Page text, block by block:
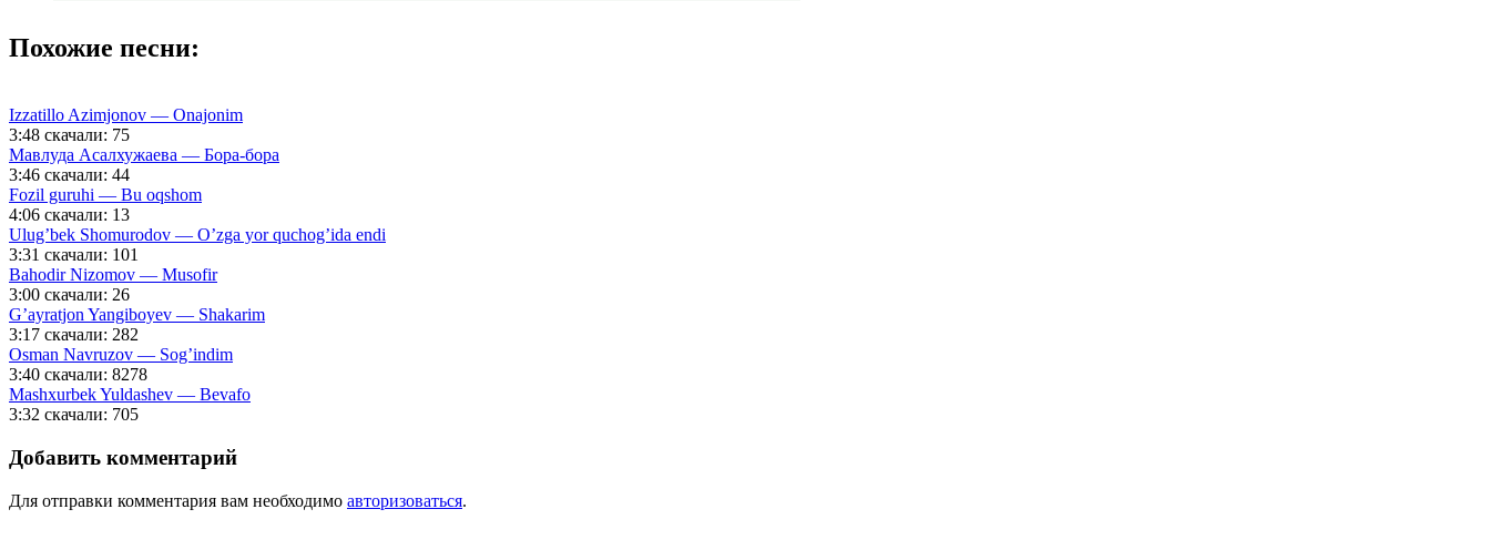
Похожие песни:
Izzatillo Azimjonov — Onajonim
3:48 скачали: 75
Мавлуда Асалхужаева — Бора-бора
3:46 скачали: 44
Fozil guruhi — Bu oqshom
4:06 скачали: 13
Ulug’bek Shomurodov — O’zga yor quchog’ida endi
3:31 скачали: 101
Bahodir Nizomov — Musofir
3:00 скачали: 26
G’ayratjon Yangiboyev — Shakarim
3:17 скачали: 282
Osman Navruzov — Sog’indim
3:40 скачали: 8278
Mashxurbek Yuldashev — Bevafo
3:32 скачали: 705
Добавить комментарий
Для отправки комментария вам необходимо авторизоваться.